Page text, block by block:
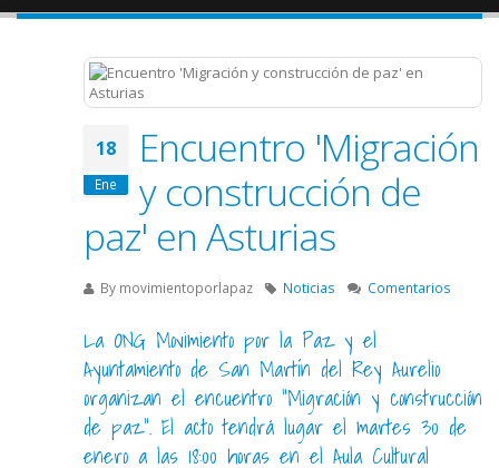
18
Ene
Encuentro 'Migración
y construcción de
paz' en Asturias
By movimientoporlapaz Noticias Comentarios
La ONG Movimiento por la Paz y el
Ayuntamiento de San Martín del Rey Aurelio
organizan el encuentro “Migración y construcción
de paz”. El acto tendrá lugar el martes 30 de
enero a las 18:00 horas en el Aula Cultural